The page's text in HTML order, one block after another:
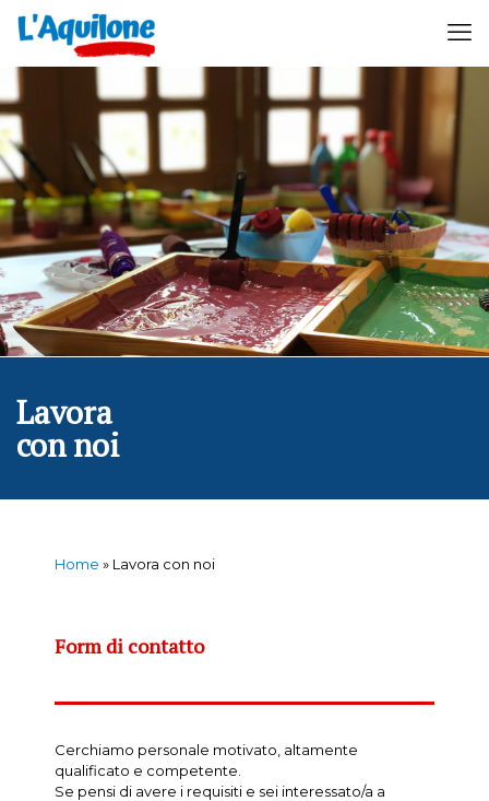
Lavora
con noi
Home » Lavora con noi
Form di contatto
Cerchiamo personale motivato, altamente
qualificato e competente.
Se pensi di avere i requisiti e sei interessato/a a